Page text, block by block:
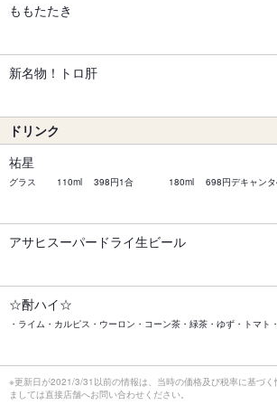
ももたたき
新名物！トロ肝
ドリンク
祐星
グラス 110ml 398円1合 180ml 698円デキャンタ
アサヒスーパードライ生ビール
☆酎ハイ☆
・ライム・カルピス・ウーロン・コーン茶・緑茶・ゆず・トマト
※更新日が2021/3/31以前の情報は、当時の価格及び税率に基づく
ましては直接店舗へお問い合わせください。